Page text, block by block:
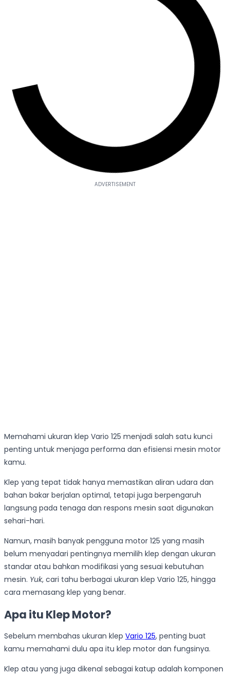
Memahami ukuran klep Vario 125 menjadi salah satu kunci
penting untuk menjaga performa dan efisiensi mesin motor
kamu.
Klep yang tepat tidak hanya memastikan aliran udara dan
bahan bakar berjalan optimal, tetapi juga berpengaruh
langsung pada tenaga dan respons mesin saat digunakan
sehari-hari.
Namun, masih banyak pengguna motor 125 yang masih
belum menyadari pentingnya memilih klep dengan ukuran
standar atau bahkan modifikasi yang sesuai kebutuhan
mesin. Yuk, cari tahu berbagai ukuran klep Vario 125, hingga
cara memasang klep yang benar.
Apa itu Klep Motor?
Sebelum membahas ukuran klep Vario 125, penting buat
kamu memahami dulu apa itu klep motor dan fungsinya.
Klep atau yang juga dikenal sebagai katup adalah komponen